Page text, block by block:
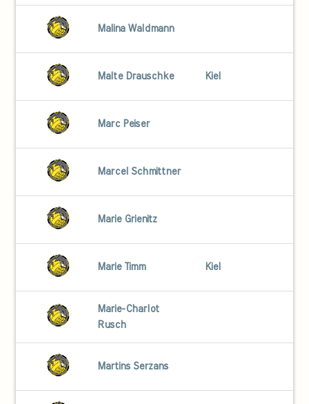
Malina Waldmann
Malte Drauschke Kiel
Marc Peiser
Marcel Schmittner
Marie Grienitz
Marie Timm Kiel
Marie-Charlot
Rusch
Martins Serzans